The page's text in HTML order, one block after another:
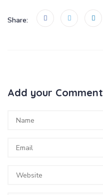
Share:
Add your Comment